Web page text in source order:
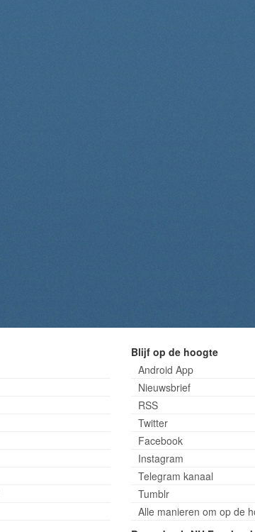
Blijf op de hoogte
Android App
Nieuwsbrief
RSS
Twitter
Facebook
Instagram
Telegram kanaal
Tumblr
Alle manieren om op de